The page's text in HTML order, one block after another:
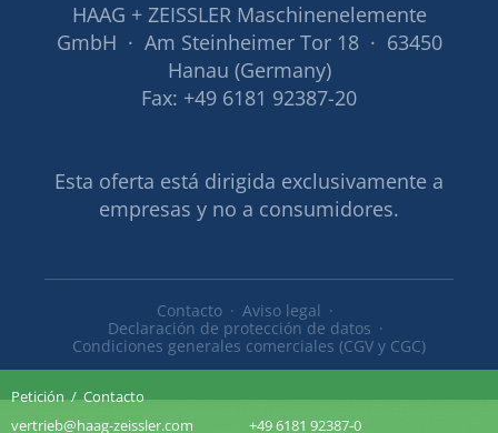
HAAG + ZEISSLER Maschinenelemente
GmbH · Am Steinheimer Tor 18 · 63450
Hanau (Germany)
Fax: +49 6181 92387-20
Esta oferta está dirigida exclusivamente a
empresas y no a consumidores.
Contacto
Aviso legal
Declaración de protección de datos
Condiciones generales comerciales (CGV y CGC)
Petición/Contacto
vertrieb@haag-zeissler.com
+49 6181 92387-0